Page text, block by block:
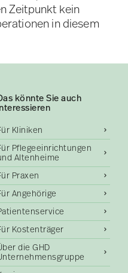
Zeitpunkt kein
in diesem
könnte Sie auch
Kliniken
Pflegeeinrichtungen
Altenheime
Praxen
Angehörige
Kostenträger
die GHD